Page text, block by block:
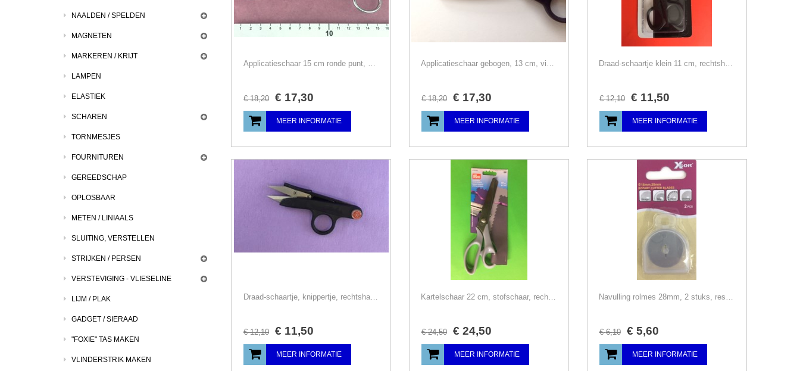
Applicatieschaar 15 cm ronde punt, poolschaar, zilver/goud, rechtshandig
€ 18,20 € 17,30
MEER INFORMATIE
Applicatieschaar gebogen, 13 cm, vitrageschaar, rechtshandig, Prym/Kai, paars
€ 18,20 € 17,30
MEER INFORMATIE
Draad-schaartje klein 11 cm, rechtshandig, Mundial
€ 12,10 € 11,50
MEER INFORMATIE
Draad-schaartje, knippertje, rechtshandige eenring coupeuse schaar, 12 cm, Mundial
€ 12,10 € 11,50
MEER INFORMATIE
Kartelschaar 22 cm, stofschaar, rechtshandig, Prym
€ 24,50 € 24,50
MEER INFORMATIE
Navulling rolmes 28mm, 2 stuks, reserve mesjes
€ 6,10 € 5,60
MEER INFORMATIE
NAALDEN / SPELDEN
MAGNETEN
MARKEREN / KRIJT
LAMPEN
ELASTIEK
SCHAREN
TORNMESJES
FOURNITUREN
GEREEDSCHAP
OPLOSBAAR
METEN / LINIAALS
SLUITING, VERSTELLEN
STRIJKEN / PERSEN
VERSTEVIGING - VLIESELINE
LIJM / PLAK
GADGET / SIERAAD
"FOXIE" TAS MAKEN
VLINDERSTRIK MAKEN